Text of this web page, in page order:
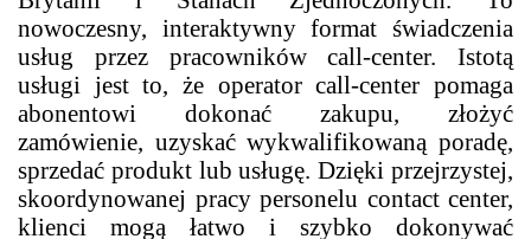
nowoczesny, interaktywny format świadczenia
usług przez pracowników call-center. Istotą
usługi jest to, że operator call-center pomaga
abonentowi dokonać zakupu, złożyć
zamówienie, uzyskać wykwalifikowaną poradę,
sprzedać produkt lub usługę. Dzięki przejrzystej,
skoordynowanej pracy personelu contact center,
klienci mogą łatwo i szybko dokonywać